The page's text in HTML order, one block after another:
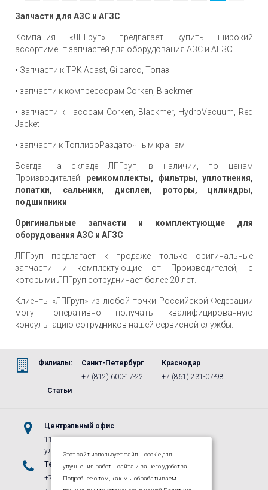
Запчасти для АЗС и АГЗС
Компания «ЛПГруп» предлагает купить широкий
ассортимент запчастей для оборудования АЗС и АГЗС:
• Запчасти к ТРК Adast, Gilbarco, Топаз
• запчасти к компрессорам Corken, Blackmer
• запчасти к насосам Corken, Blackmer, HydroVacuum, Red
Jacket
• запчасти к ТопливоРаздаточным кранам
Всегда на складе ЛПГруп, в наличии, по ценам
Производителей: ремкомплекты, фильтры, уплотнения,
лопатки, сальники, дисплеи, роторы, цилиндры,
подшипники
Оригинальные запчасти и комплектующие для
оборудования АЗС и АГЗС
ЛПГруп предлагает к продаже только оригинальные
запчасти и комплектующие от Производителей, с
которыми ЛПГруп сотрудничает более 20 лет.
Клиенты «ЛПГруп» из любой точки Российской Федерации
могут оперативно получать квалифицированную
консультацию сотрудников нашей сервисной службы.
Филиалы:
Санкт-Петербург
+7 (812) 600-17-22
Краснодар
+7 (861) 231-07-98
Статьи
Центральный офис
115487, г.Москва, м. Коломенская,
ул. Нагатинская, д. 16, к. 1, стр. 5
Телефоны
+7 (495) 662-40-27
E-mail
info@lpgroup.ru
Этот сайт использует файлы cookie для
улучшения работы сайта и вашего удобства.
Подробнее о том, как мы обрабатываем